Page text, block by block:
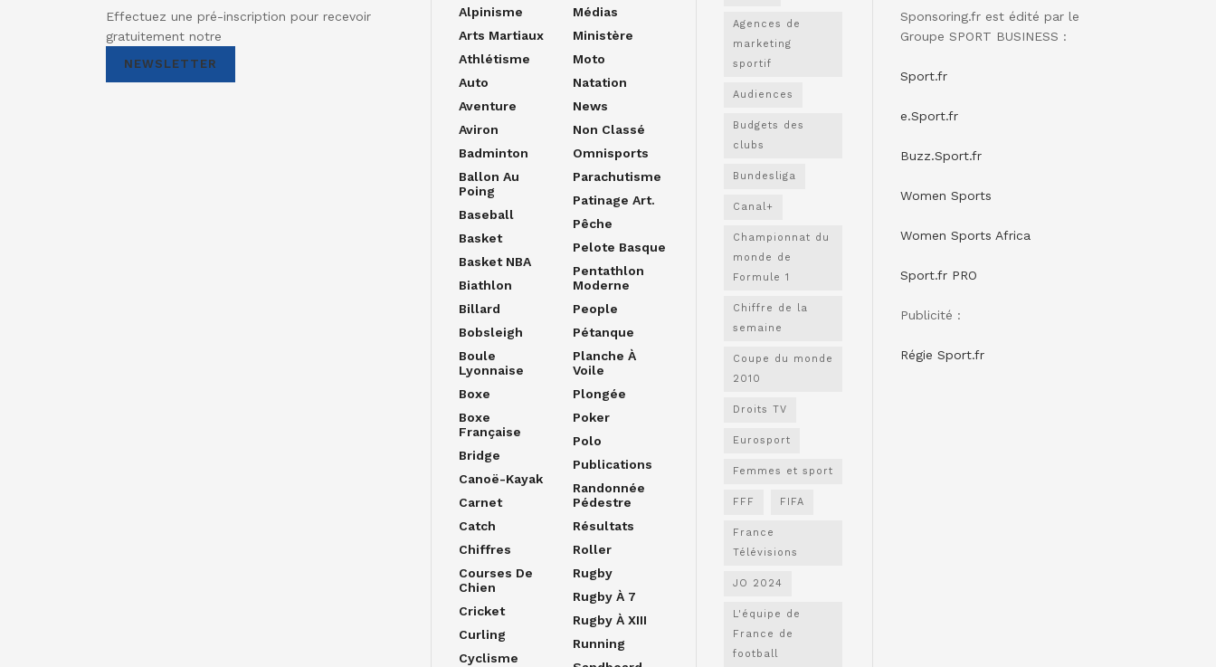
Effectuez une pré-inscription pour recevoir
gratuitement notre
NEWSLETTER
Alpinisme
Arts Martiaux
Athlétisme
Auto
Aventure
Aviron
Badminton
Ballon Au
Poing
Baseball
Basket
Basket NBA
Biathlon
Billard
Bobsleigh
Boule
Lyonnaise
Boxe
Boxe
Française
Bridge
Canoë-Kayak
Carnet
Catch
Chiffres
Courses De
Chien
Cricket
Curling
Cyclisme
Médias
Ministère
Moto
Natation
News
Non Classé
Omnisports
Parachutisme
Patinage Art.
Pêche
Pelote Basque
Pentathlon
Moderne
People
Pétanque
Planche À
Voile
Plongée
Poker
Polo
Publications
Randonnée
Pédestre
Résultats
Roller
Rugby
Rugby À 7
Rugby À XIII
Running
Agences de
marketing
sportif
Audiences
Budgets des
clubs
Bundesliga
Canal+
Championnat du
monde de
Formule 1
Chiffre de la
semaine
Coupe du monde
2010
Droits TV
Eurosport
Femmes et sport
FFF FIFA
France
Télévisions
JO 2024
L'équipe de
France de
football
Sponsoring.fr est édité par le
Groupe SPORT BUSINESS :
Sport.fr
e.Sport.fr
Buzz.Sport.fr
Women Sports
Women Sports Africa
Sport.fr PRO
Publicité :
Régie Sport.fr